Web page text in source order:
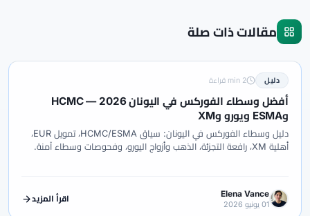
مقالات ذات صلة
دليل 2 min قراءة
أفضل وسطاء الفوركس في اليونان 2026 — HCMC
وESMA ويورو وXM
دليل وسطاء الفوركس في اليونان: سياق HCMC/ESMA، تمويل EUR،
أهلية XM، رافعة التجزئة، الذهب وأزواج اليورو، وفحوصات وسطاء آمنة.
Elena Vance
01 يونيو 2026
اقرأ المزيد